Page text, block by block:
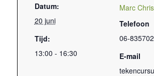
Datum:
20 juni
Tijd:
13:00 - 16:30
Marc
Telefoon
06-
E-mail